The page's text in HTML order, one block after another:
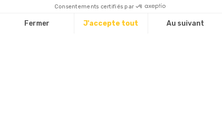
Consentements certifiés par
Fermer J'accepte tout Au suivant